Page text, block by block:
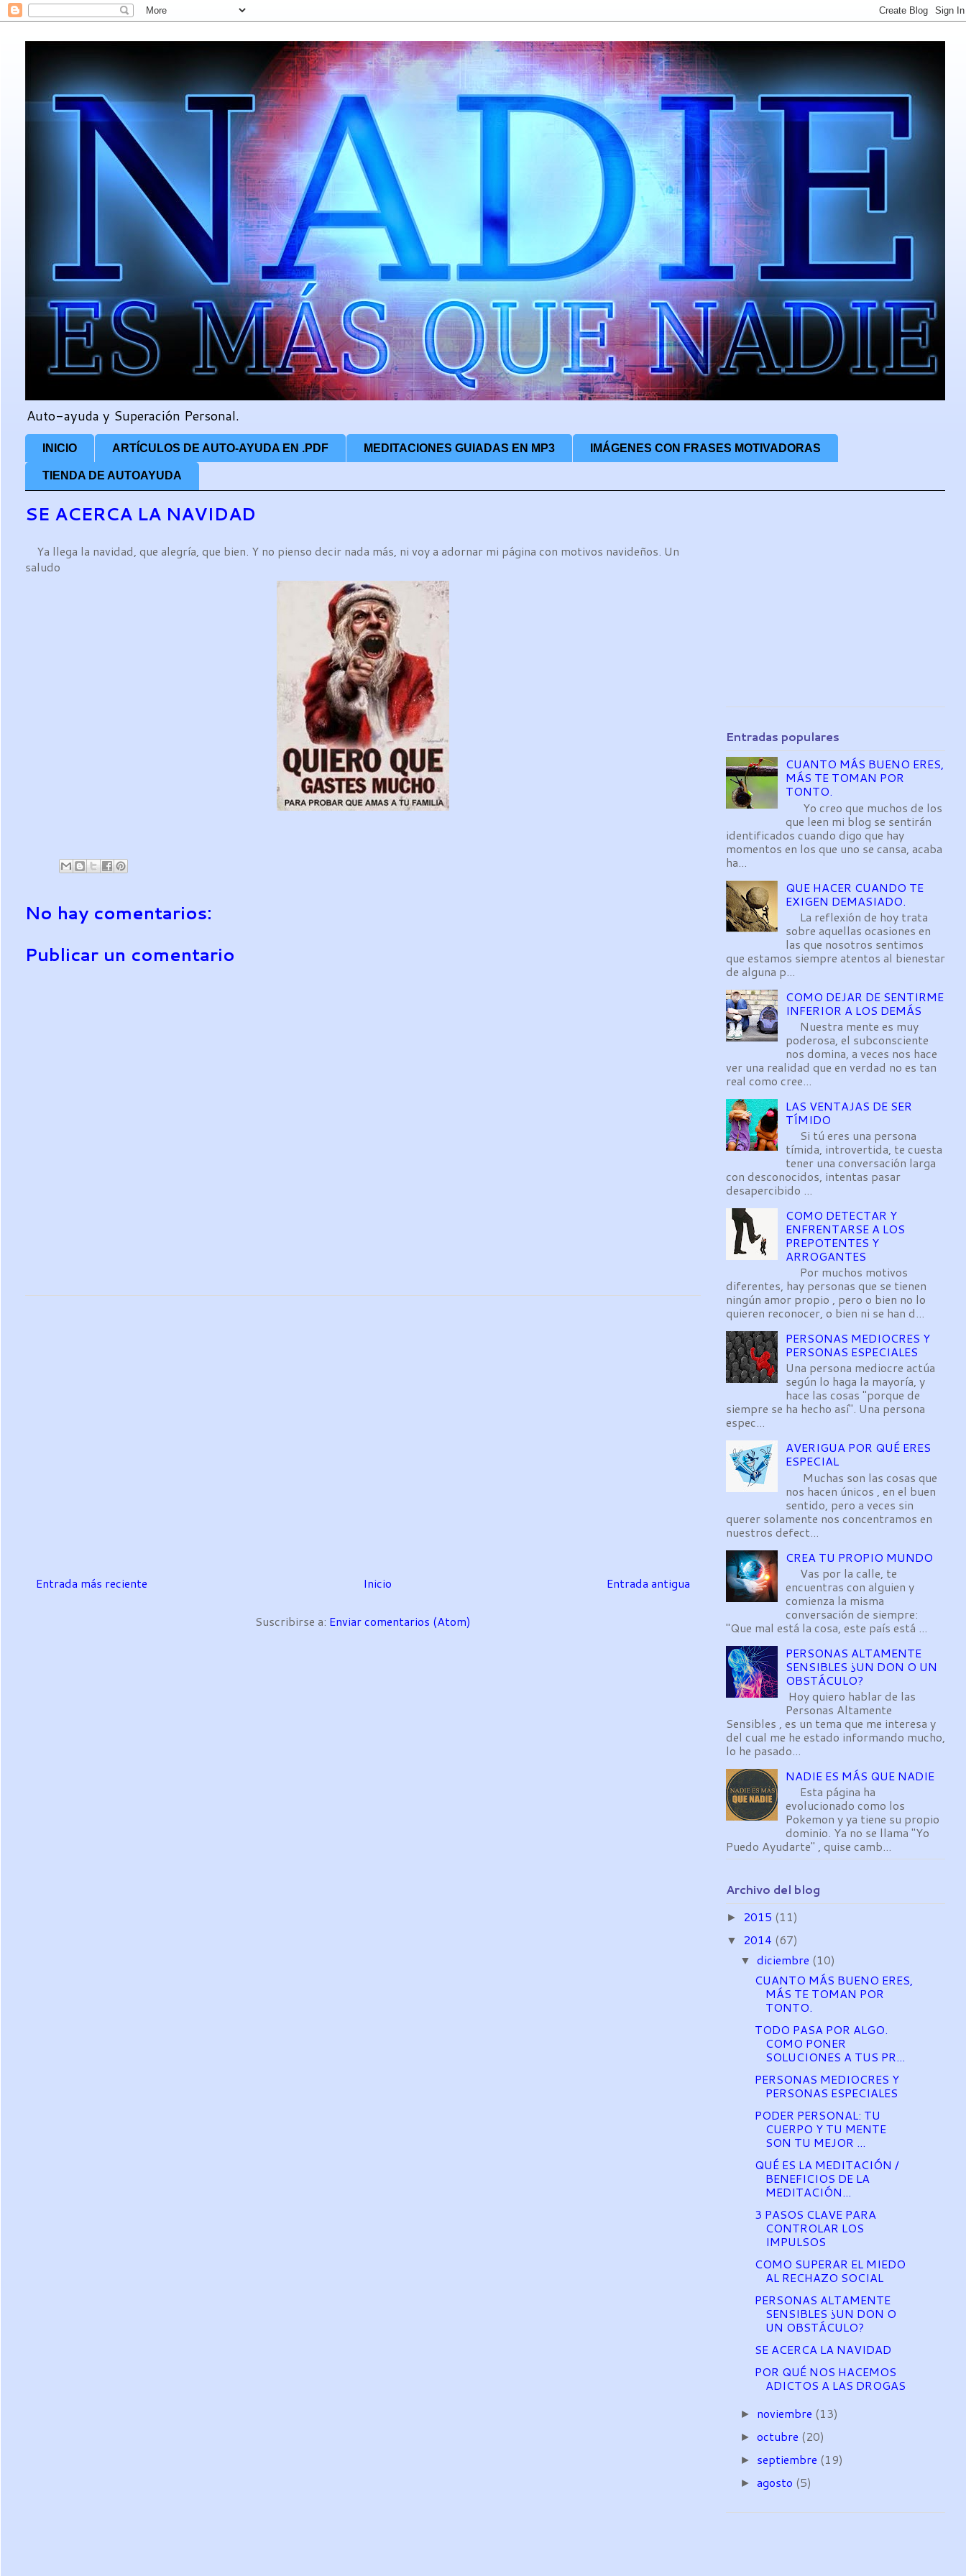
Auto-ayuda y Superación Personal.
INICIO ARTÍCULOS DE AUTO-AYUDA EN .PDF MEDITACIONES GUIADAS EN MP3 IMÁGENES CON FRASES MOTIVADORAS
TIENDA DE AUTOAYUDA
SE ACERCA LA NAVIDAD
Ya llega la navidad, que alegría, que bien. Y no pienso decir nada más, ni voy a adornar mi página con motivos navideños. Un
saludo
No hay comentarios:
Publicar un comentario
Entrada más reciente Entrada antigua
Inicio
Suscribirse a: Enviar comentarios (Atom)
Entradas populares
CUANTO MÁS BUENO ERES,
MÁS TE TOMAN POR
TONTO.
Yo creo que muchos de los
que leen mi blog se sentirán
identificados cuando digo que hay
momentos en los que uno se cansa, acaba
ha...
QUE HACER CUANDO TE
EXIGEN DEMASIADO.
La reflexión de hoy trata
sobre aquellas ocasiones en
las que nosotros sentimos
que estamos siempre atentos al bienestar
de alguna p...
COMO DEJAR DE SENTIRME
INFERIOR A LOS DEMÁS
Nuestra mente es muy
poderosa, el subconsciente
nos domina, a veces nos hace
ver una realidad que en verdad no es tan
real como cree...
LAS VENTAJAS DE SER
TÍMIDO
Si tú eres una persona
tímida, introvertida, te cuesta
tener una conversación larga
con desconocidos, intentas pasar
desapercibido ...
COMO DETECTAR Y
ENFRENTARSE A LOS
PREPOTENTES Y
ARROGANTES
Por muchos motivos
diferentes, hay personas que se tienen
ningún amor propio , pero o bien no lo
quieren reconocer, o bien ni se han d...
PERSONAS MEDIOCRES Y
PERSONAS ESPECIALES
Una persona mediocre actúa
según lo haga la mayoría, y
hace las cosas "porque de
siempre se ha hecho así". Una persona
espec...
AVERIGUA POR QUÉ ERES
ESPECIAL
Muchas son las cosas que
nos hacen únicos , en el buen
sentido, pero a veces sin
querer solamente nos concentramos en
nuestros defect...
CREA TU PROPIO MUNDO
Vas por la calle, te
encuentras con alguien y
comienza la misma
conversación de siempre:
"Que mal está la cosa, este país está ...
PERSONAS ALTAMENTE
SENSIBLES ¿UN DON O UN
OBSTÁCULO?
Hoy quiero hablar de las
Personas Altamente
Sensibles , es un tema que me interesa y
del cual me he estado informando mucho,
lo he pasado...
NADIE ES MÁS QUE NADIE
Esta página ha
evolucionado como los
Pokemon y ya tiene su propio
dominio. Ya no se llama "Yo
Puedo Ayudarte" , quise camb...
Archivo del blog
► 2015 (11)
▼ 2014 (67)
▼diciembre (10)
CUANTO MÁS BUENO ERES,
MÁS TE TOMAN POR
TONTO.
TODO PASA POR ALGO.
COMO PONER
SOLUCIONES A TUS PR...
PERSONAS MEDIOCRES Y
PERSONAS ESPECIALES
PODER PERSONAL: TU
CUERPO Y TU MENTE
SON TU MEJOR ...
QUÉ ES LA MEDITACIÓN /
BENEFICIOS DE LA
MEDITACIÓN...
3 PASOS CLAVE PARA
CONTROLAR LOS
IMPULSOS
COMO SUPERAR EL MIEDO
AL RECHAZO SOCIAL
PERSONAS ALTAMENTE
SENSIBLES ¿UN DON O
UN OBSTÁCULO?
SE ACERCA LA NAVIDAD
POR QUÉ NOS HACEMOS
ADICTOS A LAS DROGAS
► noviembre (13)
►octubre (20)
► septiembre (19)
►agosto (5)